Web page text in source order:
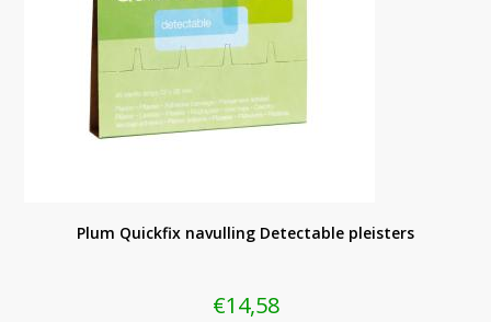
Plum Quickfix navulling Detectable pleisters
€14,58